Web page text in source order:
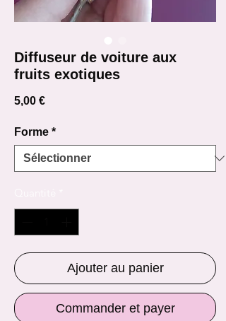
Diffuseur de voiture aux
fruits exotiques
5,00 €Prix
Forme *
Ajouter au panier
Commander et payer